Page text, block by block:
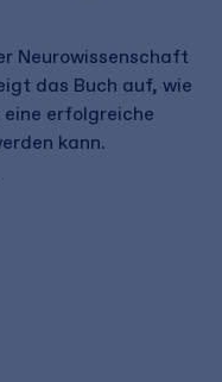
Neurowissenschaft
das Buch auf, wie
erfolgreiche
kann.